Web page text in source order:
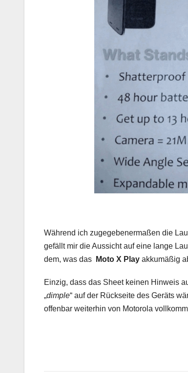
Während ich zugegebenermaßen die
gefällt mir die Aussicht auf eine lange
dem, was das
Moto X Play akkumäßig
Einzig, dass das Sheet keinen Hinweis
„dimple“ auf der Rückseite des Geräts
offenbar weiterhin von Motorola